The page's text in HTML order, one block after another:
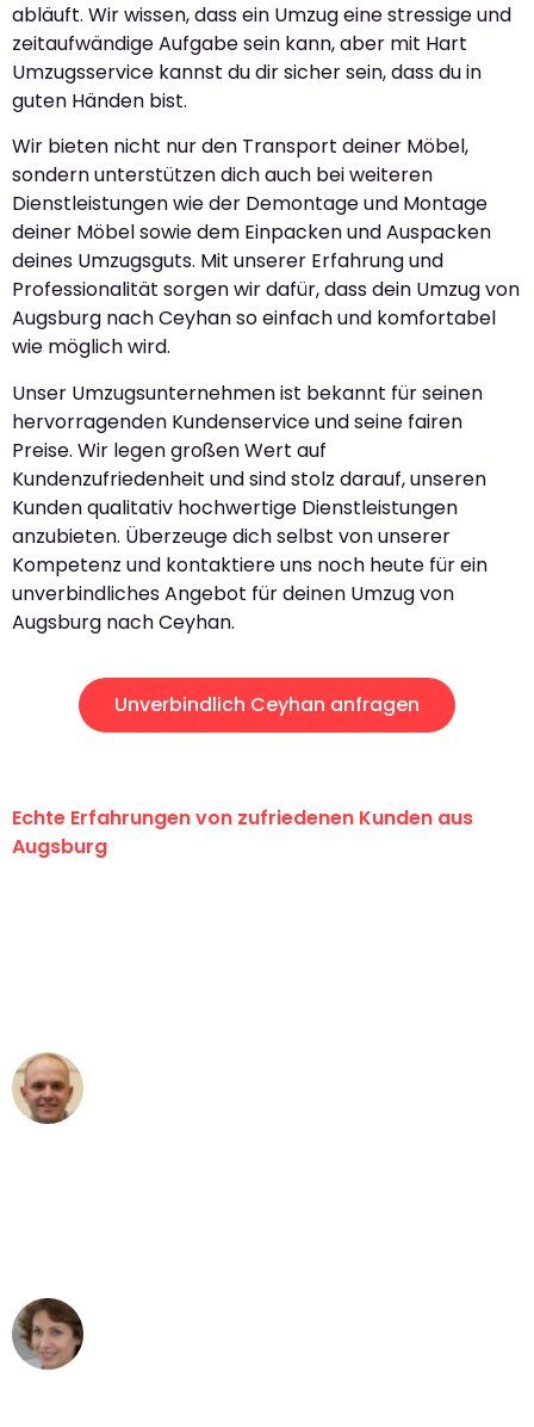
abläuft. Wir wissen, dass ein Umzug eine stressige und
zeitaufwändige Aufgabe sein kann, aber mit Hart
Umzugsservice kannst du dir sicher sein, dass du in
guten Händen bist.
Wir bieten nicht nur den Transport deiner Möbel,
sondern unterstützen dich auch bei weiteren
Dienstleistungen wie der Demontage und Montage
deiner Möbel sowie dem Einpacken und Auspacken
deines Umzugsguts. Mit unserer Erfahrung und
Professionalität sorgen wir dafür, dass dein Umzug von
Augsburg nach Ceyhan so einfach und komfortabel
wie möglich wird.
Unser Umzugsunternehmen ist bekannt für seinen
hervorragenden Kundenservice und seine fairen
Preise. Wir legen großen Wert auf
Kundenzufriedenheit und sind stolz darauf, unseren
Kunden qualitativ hochwertige Dienstleistungen
anzubieten. Überzeuge dich selbst von unserer
Kompetenz und kontaktiere uns noch heute für ein
unverbindliches Angebot für deinen Umzug von
Augsburg nach Ceyhan.
Unverbindlich Ceyhan anfragen
Echte Erfahrungen von zufriedenen Kunden aus
Augsburg